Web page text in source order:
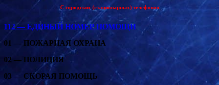
С городских (стационарных) телефонов
112 — ЕДИНЫЙ НОМЕР ПОМОЩИ
01 — ПОЖАРНАЯ ОХРАНА
02 — ПОЛИЦИЯ
03 — СКОРАЯ ПОМОЩЬ